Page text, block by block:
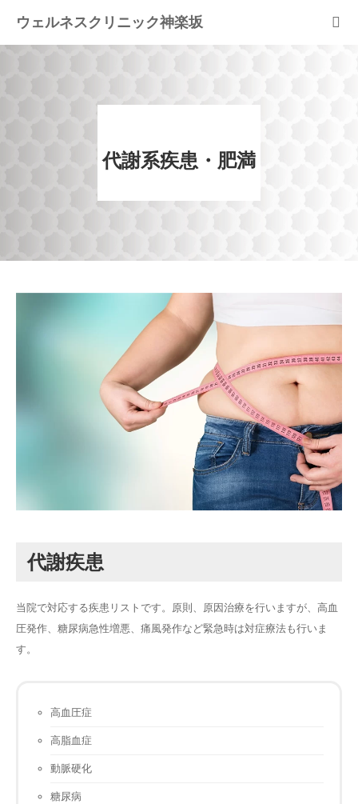
ウェルネスクリニック神楽坂
代謝系疾患・肥満
代謝疾患
当院で対応する疾患リストです。原則、原因治療を行いますが、高血
圧発作、糖尿病急性増悪、痛風発作など緊急時は対症療法も行いま
す。
高血圧症
高脂血症
動脈硬化
糖尿病
よくある質問FAQ